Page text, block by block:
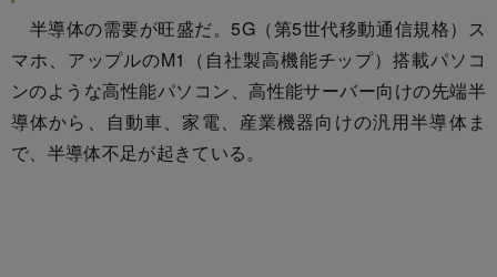
半導体の需要が旺盛だ。5G（第5世代移動通信規格）ス
マホ、アップルのM1（自社製高機能チップ）搭載パソコ
ンのような高性能パソコン、高性能サーバー向けの先端半
導体から、自動車、家電、産業機器向けの汎用半導体ま
で、半導体不足が起きている。